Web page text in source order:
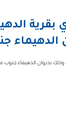
بقرية
الدهيماء
مأدبة عشاء وذلك بديوان